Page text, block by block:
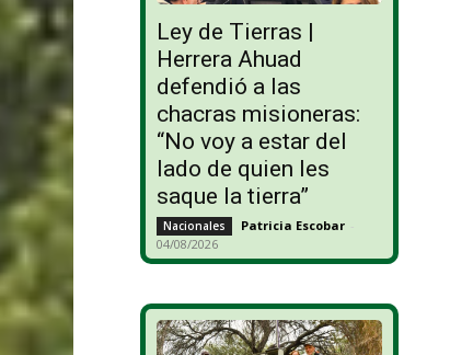
Ley de Tierras |
Herrera Ahuad
defendió a las
chacras misioneras:
“No voy a estar del
lado de quien les
saque la tierra”
Nacionales Patricia Escobar -
04/08/2026